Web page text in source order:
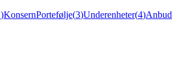
)KonsernPortefølje(3)Underenheter(4)Anbud